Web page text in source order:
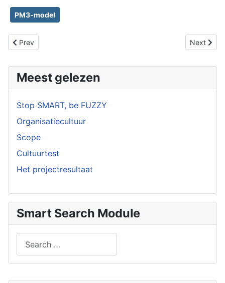
PM3-model
Previous article: Best Practice
Prev Next
Next
Meest gelezen
Stop SMART, be FUZZY
Organisatiecultuur
Scope
Cultuurtest
Het projectresultaat
Smart Search Module
Type 2 or more characters for results.